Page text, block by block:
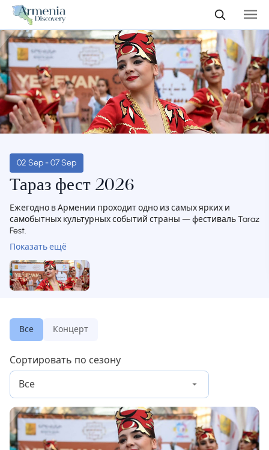
02 Sep - 07 Sep
Тараз фест 2026
Ежегодно в Армении проходит одно из самых ярких и
самобытных культурных событий страны — фестиваль Taraz
Fest.
Показать ещё
Все Концерт
Сортировать по сезону
Все